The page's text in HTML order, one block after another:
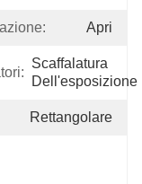
Apri
Scaffalatura
Dell'esposizione
Rettangolare